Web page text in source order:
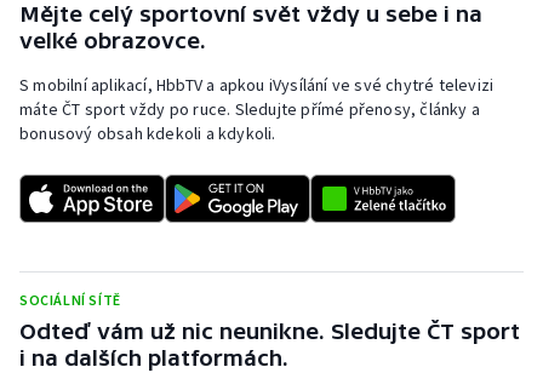
Mějte celý sportovní svět vždy u sebe i na
velké obrazovce.
S mobilní aplikací, HbbTV a apkou iVysílání ve své chytré televizi
máte ČT sport vždy po ruce. Sledujte přímé přenosy, články a
bonusový obsah kdekoli a kdykoli.
SOCIÁLNÍ SÍTĚ
Odteď vám už nic neunikne. Sledujte ČT sport
i na dalších platformách.